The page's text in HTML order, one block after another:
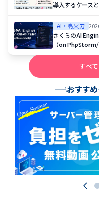
導入するケース
AI・高火力
さくらのAI
（on PhpStorm/
すべ
おすす